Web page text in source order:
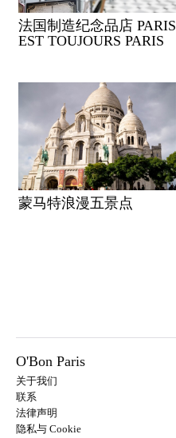
法国制造纪念品店 PARIS
EST TOUJOURS PARIS
蒙马特浪漫五景点
O'Bon Paris
关于我们
联系
法律声明
隐私与 Cookie